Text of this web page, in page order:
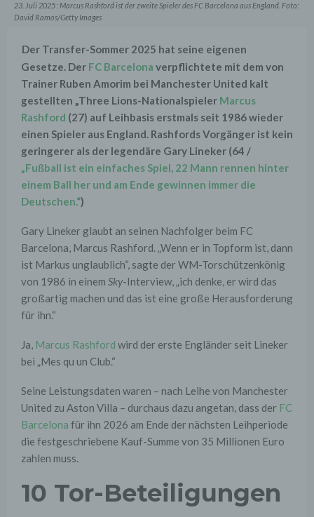
23. Juli 2025 : Marcus Rashford ist der zweite Spieler des FC Barcelona aus England. Foto:
David Ramos/Getty Images
Der Transfer-Sommer 2025 hat seine eigenen
Gesetze. Der FC Barcelona verpflichtete mit dem von
Trainer Ruben Amorim bei Manchester United kalt
gestellten „Three Lions-Nationalspieler Marcus
Rashford (27) auf Leihbasis erstmals seit 1986 wieder
einen Spieler aus England. Rashfords Vorgänger ist kein
geringerer als der legendäre Gary Lineker (64 /
„Fußball ist ein einfaches Spiel, 22 Mann rennen hinter
einem Ball her und am Ende gewinnen immer die
Deutschen.“)
Gary Lineker glaubt an seinen Nachfolger beim FC
Barcelona, Marcus Rashford. „Wenn er in Topform ist, dann
ist Markus unglaublich“, sagte der WM-Torschützenkönig
von 1986 in einem Sky-Interview, „ich denke, er wird das
großartig machen und das ist eine große Herausforderung
für ihn.“
Ja, Marcus Rashford wird der erste Engländer seit Lineker
bei „Mes qu un Club.“
Seine Leistungsdaten waren – nach Leihe von Manchester
United zu Aston Villa – durchaus dazu angetan, dass der FC
Barcelona für ihn 2026 am Ende der nächsten Leihperiode
die festgeschriebene Kauf-Summe von 35 Millionen Euro
zahlen muss.
10 Tor-Beteiligungen